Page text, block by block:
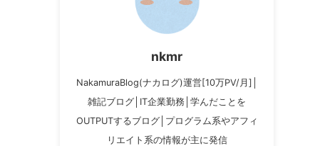
nkmr
NakamuraBlog(ナカログ)運営[10万PV/月]│
雑記ブログ│IT企業勤務│学んだことを
OUTPUTするブログ│プログラム系やアフィ
リエイト系の情報が主に発信